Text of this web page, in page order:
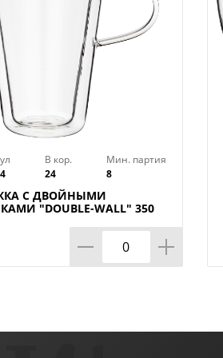
В кор.
24
Мин. партия
8
С ДВОЙНЫМИ
"DOUBLE-WALL" 350